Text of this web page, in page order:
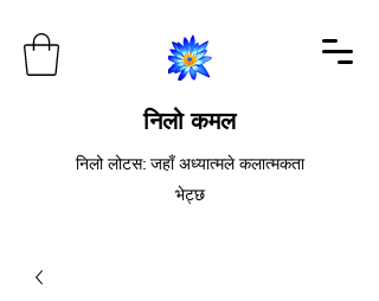
निलो कमल
निलो लोटस: जहाँ अध्यात्मले कलात्मकता
भेट्छ